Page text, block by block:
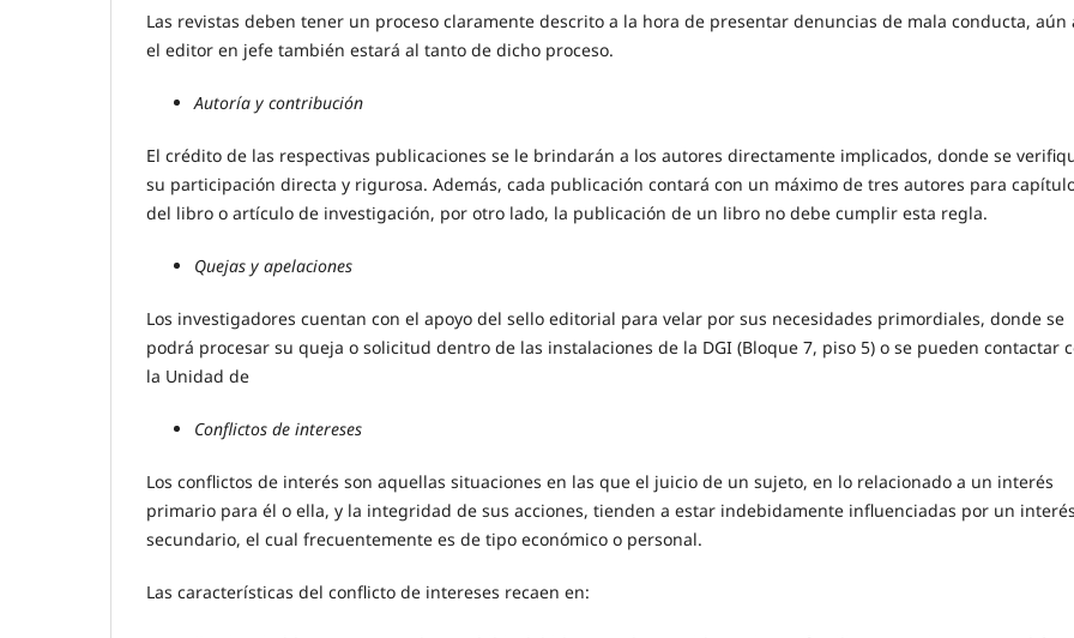
Las revistas deben tener un proceso claramente descrito a la hora de presentar denuncias de mala conducta, aún
el editor en jefe también estará al tanto de dicho proceso.
Autoría y contribución
El crédito de las respectivas publicaciones se le brindarán a los autores directamente implicados, donde se
su participación directa y rigurosa. Además, cada publicación contará con un máximo de tres autores para
del libro o artículo de investigación, por otro lado, la publicación de un libro no debe cumplir esta regla.
Quejas y apelaciones
Los investigadores cuentan con el apoyo del sello editorial para velar por sus necesidades primordiales, donde se
podrá procesar su queja o solicitud dentro de las instalaciones de la DGI (Bloque 7, piso 5) o se pueden contactar
la Unidad de
Conflictos de intereses
Los conflictos de interés son aquellas situaciones en las que el juicio de un sujeto, en lo relacionado a un interés
primario para él o ella, y la integridad de sus acciones, tienden a estar indebidamente influenciadas por un
secundario, el cual frecuentemente es de tipo económico o personal.
Las características del conflicto de intereses recaen en: